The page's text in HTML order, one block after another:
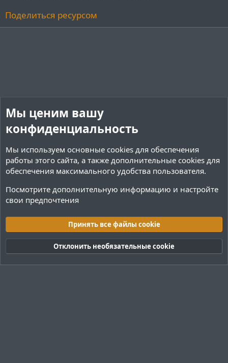
Поделиться ресурсом
Cookies Тёмная (2020)
Русский (RU)
Обратная связь
Условия и правила
Политика конфиденциальности
Помощь
R
Мы ценим вашу
конфиденциальность
Мы используем основные cookies для обеспечения
работы этого сайта, а также дополнительные cookies для
обеспечения максимального удобства пользователя.
Посмотрите дополнительную информацию и настройте
свои предпочтения
Принять все файлы cookie
Отклонить необязательные cookie